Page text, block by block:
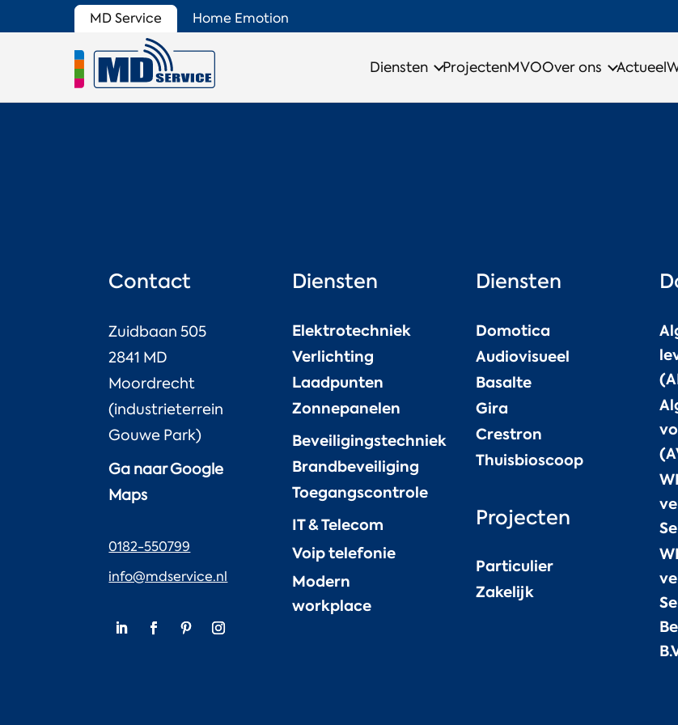
MD Service Home Emotion
Diensten ProjectenMVOOver ons Actueel
Contact
Zuidbaan 505
2841 MD
Moordrecht
(industrieterrein
Gouwe Park)
Ga naar Google
Maps
0182-550799
info@mdservice.nl
Diensten
Elektrotechniek
Verlichting
Laadpunten
Zonnepanelen
Beveiligingstechniek
Brandbeveiliging
Toegangscontrole
IT & Telecom
Voip telefonie
Modern
workplace
Diensten
Domotica
Audiovisueel
Basalte
Gira
Crestron
Thuisbioscoop
Projecten
Particulier
Zakelijk